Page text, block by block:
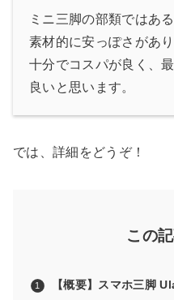
ミニ三脚の部類ではあ
素材的に安っぽさがあ
十分でコスパが良く、
良いと思います。
では、詳細をどうぞ！
この
【概要】スマホ三脚